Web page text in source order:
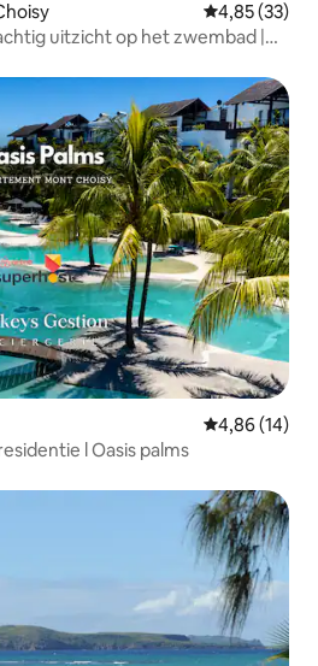
Gemiddelde
4,85 (33)
uitzicht op het zwembad |
Gemiddelde
4,86 (14)
l Oasis palms